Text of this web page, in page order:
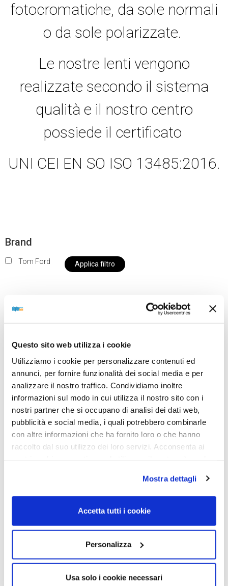
Questo sito web utilizza i cookie
Utilizziamo i cookie per personalizzare contenuti ed
annunci, per fornire funzionalità dei social media e per
analizzare il nostro traffico. Condividiamo inoltre
informazioni sul modo in cui utilizza il nostro sito con i
nostri partner che si occupano di analisi dei dati web,
pubblicità e social media, i quali potrebbero combinarle
con altre informazioni che ha fornito loro o che hanno
raccolto dal suo utilizzo dei loro servizi. Acconsenta ai
Mostra dettagli
Accetta tutti i cookie
Personalizza
Usa solo i cookie necessari
fotocromatiche, da sole normali
o da sole polarizzate.
Le nostre lenti vengono
realizzate secondo il sistema
qualità e il nostro centro
possiede il certificato
UNI CEI EN SO ISO 13485:2016.
Brand
Tom Ford Applica filtro
Al momento siamo chiusi per ferie e i prodotti del
spedizione fino al giorno 31 agosto. BUONE FERIE
da OTTICA DIOPTER
Showing the single result
Sold out
OCCHIALI DA SOLE
OCCHIALE DA SOLE TOM
SNOWDON – avana scura /